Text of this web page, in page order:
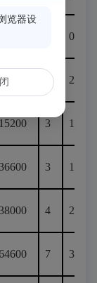
0
22400 2000
15200 3 1500
36600 3 1500
38000 4 2000
7 3500
览器设